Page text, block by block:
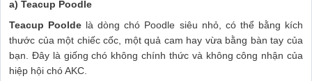
a) Teacup Poodle
Teacup Poolde là dòng chó Poodle siêu nhỏ, có thể bằng kích
thước của một chiếc cốc, một quả cam hay vừa bằng bàn tay của
bạn. Đây là giống chó không chính thức và không công nhận của
hiệp hội chó AKC.